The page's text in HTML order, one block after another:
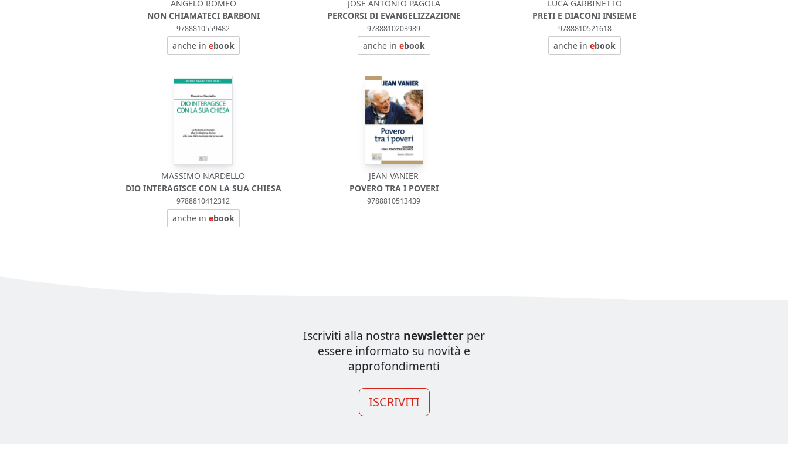
ANGELO ROMEO
NON CHIAMATECI BARBONI
9788810559482
anche in ebook
JOSÉ ANTONIO PAGOLA
PERCORSI DI EVANGELIZZAZIONE
9788810203989
anche in ebook
LUCA GARBINETTO
PRETI E DIACONI INSIEME
9788810521618
anche inebook
MASSIMO NARDELLO
DIO INTERAGISCE CON LA SUA CHIESA
9788810412312
anche in ebook
JEAN VANIER
POVERO TRA I POVERI
9788810513439
Iscriviti alla nostra newsletter per
essere informato su novità e
approfondimenti
ISCRIVITI